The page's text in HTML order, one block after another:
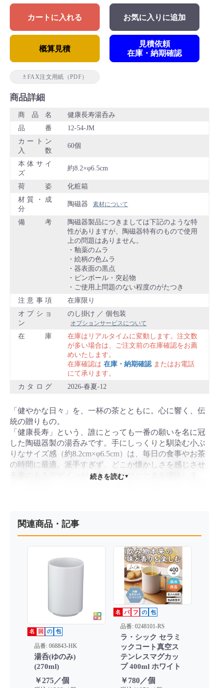
カートに入れる お気に入りに追加
概算見積
見積依頼
在庫・納期確認
FAX注文用紙（PDF）
商品詳細
商品名
健康長寿湯呑み
品番
12-54-JM
カートン
入数
60個
本体サイ
ズ
約8.2×φ6.5cm
荷姿
化粧箱
材質・成
分
陶磁器 素材について
備考
陶磁器製品につきましては下記のような特
性がありますが、陶磁器特有のもので使用
上の問題はありません。
・釉薬のムラ
・絵柄の色ムラ
・器表面の黒点
・ピンボール・突起物
・ご使用上問題のない程度のがたつき
注意事項
在庫限り
オプショ
ン
のし掛け ／ 個包装
オプションサービスについて
在庫
在庫はリアルタイムに変動します。注文数
が多い場合は、ご注文前の在庫確認をお薦
めいたします。
在庫確認は 在庫・納期確認 またはお電話
にて承ります。
カタログ
2026-春夏-12
「健やかな日々」を、一杯の茶とともに。心に響く、伝
統の贈りもの。
「健康長寿」という、誰にとっても一番の願いを名に冠
した陶磁器製の湯呑みです。手にしっくりと馴染む小ぶ
りなサイズ感（約8.2cm×φ6.5cm）は、毎日の食事やお茶
の時間に最適。派手すぎず、どこか懐かしさを感じさせ
る趣のあるデザインが、安らぎのひとときを演出しま
上ないほど相応しいお品物です。
・仕様： 陶磁器製 ｜ サイズ：約8.2cm×φ6.5cm
スタンダードな形状 ｜ 安心感のある陶器の質感
・用途： 自治体・敬老会の記念品、福祉施設の入居・利
用特典、シニア向けイベントの販促品
■「いつまでも、健やかでいてほしい」。そんな真っ直
ぐな想いを形にしたこの湯呑みは、使うたびに贈り主の
優しさを思い出させ、企業の「地域社会や人々への深い
配慮」を伝えてくれます。
続きを読む▼
関連商品・記事
名 回 の 包
品番: 068843-HK
湯呑(ゆのみ)
(270ml)
￥275／個
名 パ フ の 包
品番: 0248101-RS
ラ・シック セラミ
ックコート真空ス
テンレスマグカッ
プ 400ml ホワイト
￥780／個